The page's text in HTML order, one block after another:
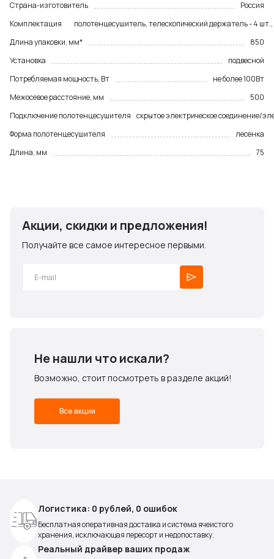
Страна-изготовитель
Россия
Комплектация
полотенцесушитель, телескопический держатель - 4
Длина упаковки, мм*
850
Установка
подвесной
Потребляемая мощность, Вт
не более 100Вт
Межосевое расстояние, мм
500
Подключение полотенцесушителя скрытое электрическое соединение/
Форма полотенцесушителя
лесенка
Длина, мм
75
Акции, скидки и предложения!
Получайте все самое интересное первыми.
Не нашли что искали?
Возможно, стоит посмотреть в разделе акций!
Все акции
Логистика: 0 рублей, 0 ошибок
Бесплатная оперативная доставка и система ячеистого
хранения, исключающая пересорт и недопоставку.
Реальный драйвер ваших продаж